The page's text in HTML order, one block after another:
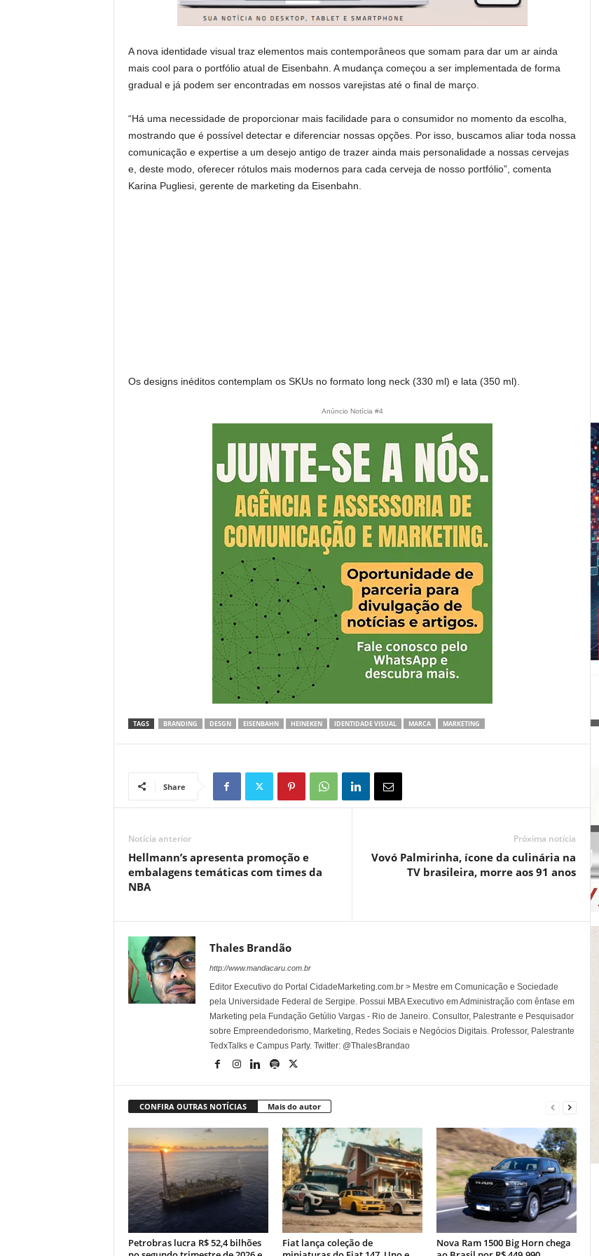
A nova identidade visual traz elementos mais contemporâneos que somam para dar um ar ainda
mais cool para o portfólio atual de Eisenbahn. A mudança começou a ser implementada de forma
gradual e já podem ser encontradas em nossos varejistas até o final de março.
“Há uma necessidade de proporcionar mais facilidade para o consumidor no momento da escolha,
mostrando que é possível detectar e diferenciar nossas opções. Por isso, buscamos aliar toda nossa
comunicação e expertise a um desejo antigo de trazer ainda mais personalidade a nossas cervejas
e, deste modo, oferecer rótulos mais modernos para cada cerveja de nosso portfólio”, comenta
Karina Pugliesi, gerente de marketing da Eisenbahn.
Os designs inéditos contemplam os SKUs no formato long neck (330 ml) e lata (350 ml).
Anúncio Notícia #4
TAGS BRANDING DESGN EISENBAHN HEINEKEN IDENTIDADE VISUAL MARCA MARKETING
Share
Notícia anterior
Hellmann’s apresenta promoção e
embalagens temáticas com times da
NBA
Próxima notícia
Vovó Palmirinha, ícone da culinária na
TV brasileira, morre aos 91 anos
Thales Brandão
http://www.mandacaru.com.br
Editor Executivo do Portal CidadeMarketing.com.br > Mestre em Comunicação e Sociedade
pela Universidade Federal de Sergipe. Possui MBA Executivo em Administração com ênfase em
Marketing pela Fundação Getúlio Vargas - Rio de Janeiro. Consultor, Palestrante e Pesquisador
sobre Empreendedorismo, Marketing, Redes Sociais e Negócios Digitais. Professor, Palestrante
TedxTalks e Campus Party. Twitter: @ThalesBrandao
CONFIRA OUTRAS NOTÍCIAS Mais do autor
Petrobras lucra R$ 52,4 bilhões
Fiat lança coleção de
Nova Ram 1500 Big Horn chega